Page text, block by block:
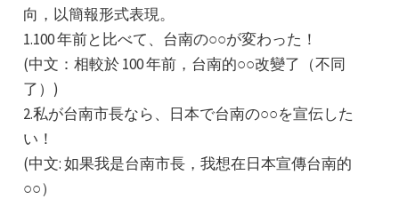
向，以簡報形式表現。
1.100 年前と比べて、台南の○○が変わった！
(中文：相較於 100 年前，台南的○○改變了（不同
了）)
2.私が台南市長なら、日本で台南の○○を宣伝した
い！
(中文: 如果我是台南市長，我想在日本宣傳台南的
○○）